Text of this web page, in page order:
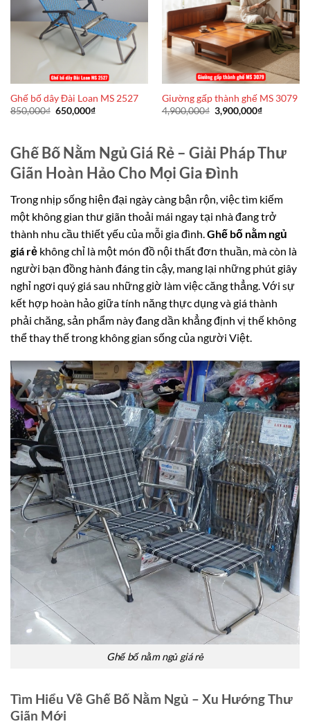
Ghế bố dây Đài Loan MS 2527
850,000₫ Giá
650,000₫Giá
650,000₫.
Giường gấp thành ghế MS 3079
4,900,000₫ Giá
gốc
3,900,000₫Giá
Ghế Bố Nằm Ngủ Giá Rẻ – Giải Pháp Thư
Giãn Hoàn Hảo Cho Mọi Gia Đình
Trong nhịp sống hiện đại ngày càng bận rộn, việc tìm kiếm
một không gian thư giãn thoải mái ngay tại nhà đang trở
thành nhu cầu thiết yếu của mỗi gia đình.Ghế bố nằm ngủ
giá rẻ không chỉ là một món đồ nội thất đơn thuần, mà còn là
người bạn đồng hành đáng tin cậy, mang lại những phút giây
nghỉ ngơi quý giá sau những giờ làm việc căng thẳng. Với sự
kết hợp hoàn hảo giữa tính năng thực dụng và giá thành
phải chăng, sản phẩm này đang dần khẳng định vị thế không
thể thay thế trong không gian sống của người Việt.
Ghế bố nằm ngủ giá rẻ
Tìm Hiểu Về Ghế Bố Nằm Ngủ – Xu Hướng Thư
Giãn Mới